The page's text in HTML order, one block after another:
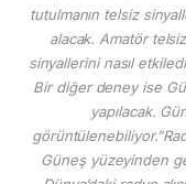
tutulmanın telsiz
alacak. Amatör
sinyallerini nasıl
Bir diğer deney ise
yapılacak.
Güneş yüzeyinden